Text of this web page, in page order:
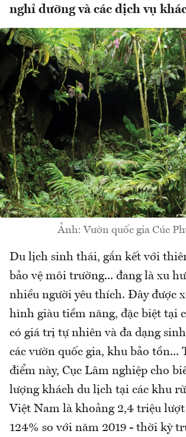
nghỉ dưỡng và các dịch vụ
Ảnh: Vườn quốc gia Cúc
Du lịch sinh thái, gắn kết với
bảo vệ môi trường... đang là xu
nhiều người yêu thích. Đây được
hình giàu tiềm năng, đặc biệt tại
có giá trị tự nhiên và đa dạng
các vườn quốc gia, khu bảo tồn...
điểm này, Cục Lâm nghiệp cho
lượng khách du lịch tại các khu
Việt Nam là khoảng 2,4 triệu
124% so với năm 2019 - thời kỳ